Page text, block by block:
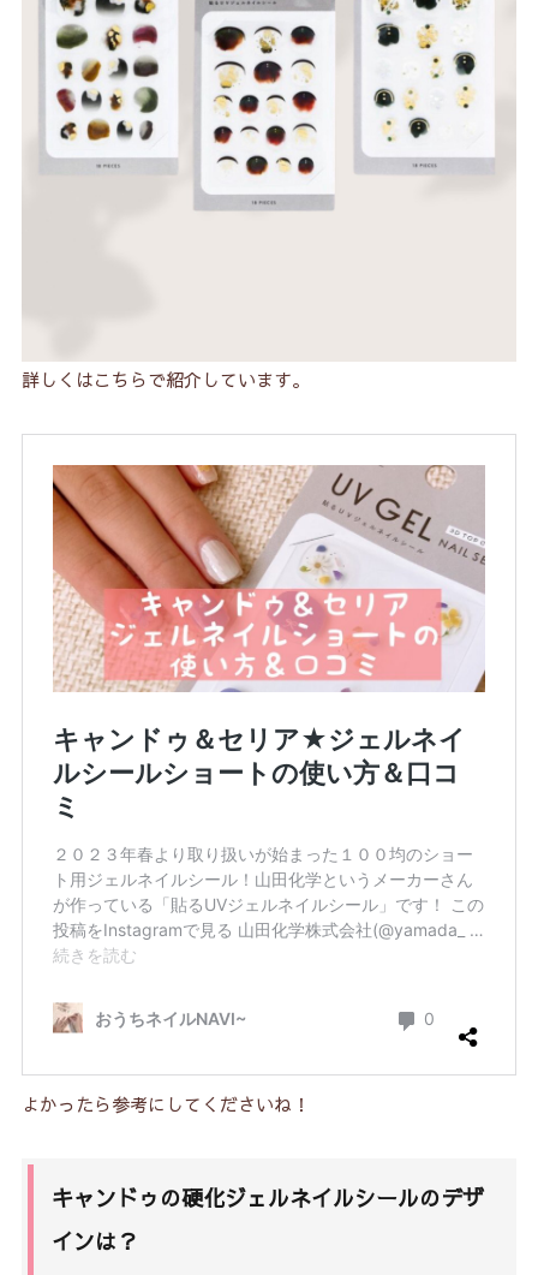
詳しくはこちらで紹介しています。
よかったら参考にしてくださいね！
キャンドゥの硬化ジェルネイルシールのデザ
インは？